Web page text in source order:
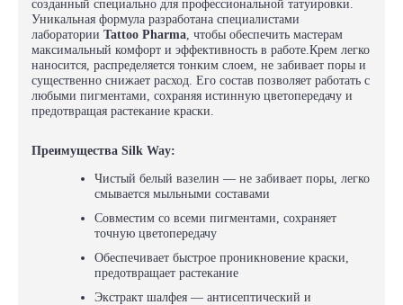
созданный специально для профессиональной татуировки.
Уникальная формула разработана специалистами
лаборатории Tattoo Pharma, чтобы обеспечить мастерам
максимальный комфорт и эффективность в работе.Крем легко
наносится, распределяется тонким слоем, не забивает поры и
существенно снижает расход. Его состав позволяет работать с
любыми пигментами, сохраняя истинную цветопередачу и
предотвращая растекание краски.
Преимущества Silk Way:
Чистый белый вазелин — не забивает поры, легко
смывается мыльными составами
Совместим со всеми пигментами, сохраняет
точную цветопередачу
Обеспечивает быстрое проникновение краски,
предотвращает растекание
Экстракт шалфея — антисептический и